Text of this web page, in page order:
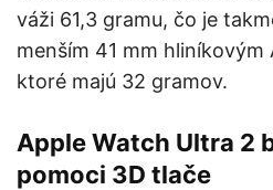
váži 61,3 gramu, čo je
menším 41 mm hliníkovým
ktoré majú 32 gramov.
Apple Watch Ultra 2
pomoci 3D tlače